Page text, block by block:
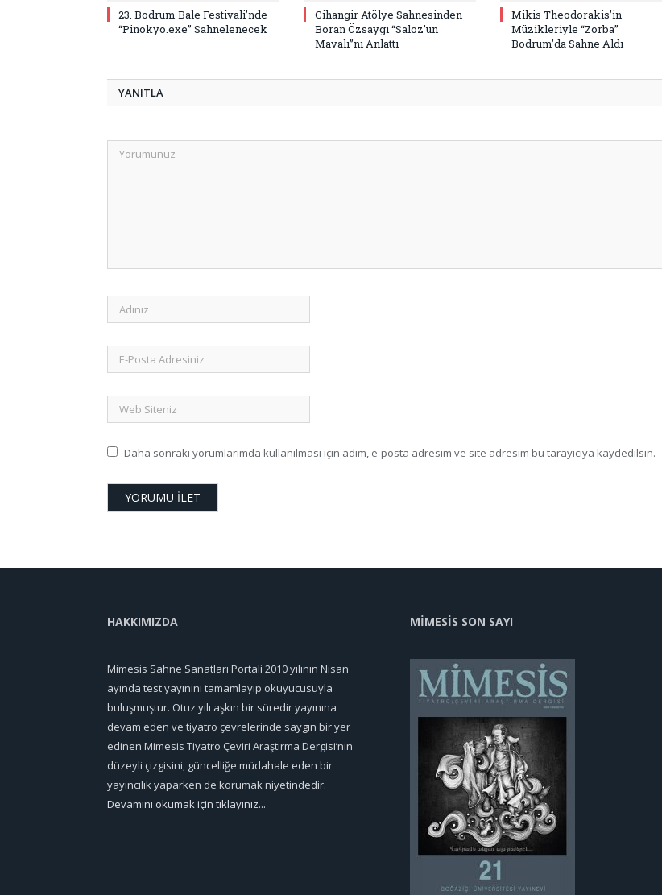
23. Bodrum Bale Festivali’nde
“Pinokyo.exe” Sahnelenecek
Cihangir Atölye Sahnesinden
Boran Özsaygı “Saloz’un
Mavalı”nı Anlattı
Mikis Theodorakis’in
Müzikleriyle “Zorba”
Bodrum’da Sahne Aldı
YANITLA
Daha sonraki yorumlarımda kullanılması için adım, e-posta adresim ve site adresim bu tarayıcıya kaydedilsin.
HAKKIMIZDA
Mimesis Sahne Sanatları Portali 2010 yılının Nisan
ayında test yayınını tamamlayıp okuyucusuyla
buluşmuştur. Otuz yılı aşkın bir süredir yayınına
devam eden ve tiyatro çevrelerinde saygın bir yer
edinen Mimesis Tiyatro Çeviri Araştırma Dergisi’nin
düzeyli çizgisini, güncelliğe müdahale eden bir
yayıncılık yaparken de korumak niyetindedir.
Devamını okumak için tıklayınız...
MİMESİS SON SAYI